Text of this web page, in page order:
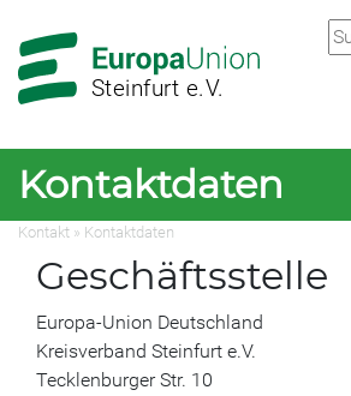
Hauptnavigation
Hauptbereich
Steinfurt e.V.
Kontaktdaten
Kontakt » Kontaktdaten
Geschäftsstelle
Europa-Union Deutschland
Kreisverband Steinfurt e.V.
Tecklenburger Str. 10